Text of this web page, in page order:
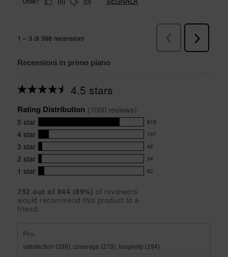
Recensioni in primo piano
4.5 stars
Average
for
this
product:
4.5
out
of
5
stars
Rating Distribution (1060 reviews)
5 star 815
815
reviews
with
5
star
rating.
4 star 107
107
reviews
with
4
rating.
3 star 42
42
reviews
with
star
rating.
2 star 34
34
reviews
2
star
rating.
1 star 62
62
with
1
752 out of 844 (89%) of reviewers
would recommend this product to a
friend.
Pro
satisfaction (398), coverage (278), longevity (194)